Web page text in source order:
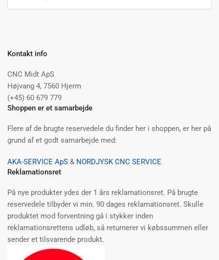
Kontakt info
CNC Midt ApS
Højvang 4, 7560 Hjerm
(+45) 60 679 779
Shoppen er et samarbejde
Flere af de brugte reservedele du finder her i shoppen, er her på
grund af et godt samarbejde med:
AKA-SERVICE ApS & NORDJYSK CNC SERVICE
Reklamationsret
På nye produkter ydes der 1 års reklamationsret. På brugte
reservedele tilbyder vi min. 90 dages reklamationsret. Skulle
produktet mod forventning gå i stykker inden
reklamationsrettens udløb, så returnerer vi købssummen eller
sender et tilsvarende produkt.